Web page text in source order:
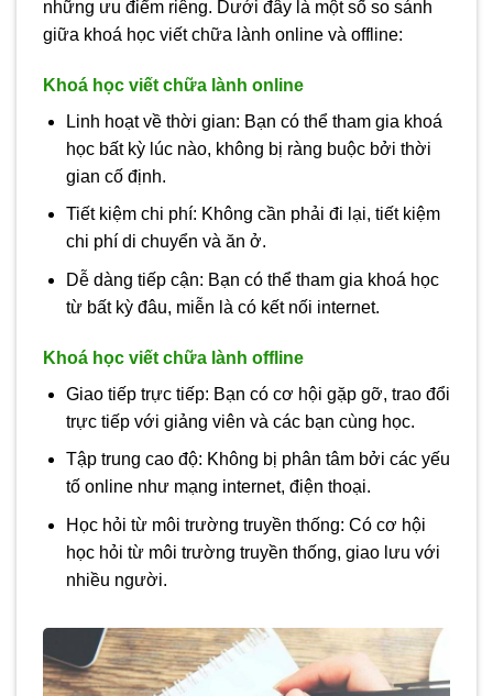
những ưu điểm riêng. Dưới đây là một số so sánh
giữa khoá học viết chữa lành online và offline:
Khoá học viết chữa lành online
Linh hoạt về thời gian: Bạn có thể tham gia khoá
học bất kỳ lúc nào, không bị ràng buộc bởi thời
gian cố định.
Tiết kiệm chi phí: Không cần phải đi lại, tiết kiệm
chi phí di chuyển và ăn ở.
Dễ dàng tiếp cận: Bạn có thể tham gia khoá học
từ bất kỳ đâu, miễn là có kết nối internet.
Khoá học viết chữa lành offline
Giao tiếp trực tiếp: Bạn có cơ hội gặp gỡ, trao đổi
trực tiếp với giảng viên và các bạn cùng học.
Tập trung cao độ: Không bị phân tâm bởi các yếu
tố online như mạng internet, điện thoại.
Học hỏi từ môi trường truyền thống: Có cơ hội
học hỏi từ môi trường truyền thống, giao lưu với
nhiều người.